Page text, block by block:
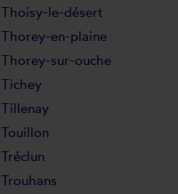
Thoisy-le-désert
Thorey-en-plaine
Thorey-sur-ouche
Tichey
Tillenay
Touillon
Tréclun
Trouhans